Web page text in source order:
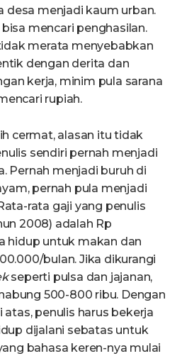
desa menjadi kaum urban.
mencari penghasilan.
merata menyebabkan
dengan derita dan
kerja, minim pula sarana
rupiah.
cermat, alasan itu tidak
sendiri pernah menjadi
Pernah menjadi buruh di
pernah pula menjadi
rata gaji yang penulis
2008) adalah Rp
hidup untuk makan dan
bulan. Jika dikurangi
seperti pulsa dan jajanan,
500-800 ribu. Dengan
penulis harus bekerja
dijalani sebatas untuk
bahasa keren-nya mulai